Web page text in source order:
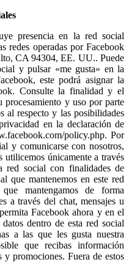
presencia en la red social
redes operadas por Facebook
CA 94304, EE. UU.. Puede
y pulsar «me gusta» en la
este podrá asignar la
Consulte la finalidad y el
procesamiento y uso por parte
al respecto y las posibilidades
en la declaración de
policy.php. Por
y comunicarse con nosotros,
utilicemos únicamente a través
red social con finalidades de
que mantenemos en este red
mantengamos de forma
a través del chat, mensajes u
Facebook ahora y en el
dentro de esta red social
a las que les gusta nuestra
que recibas información
y promociones. Fuera de estos